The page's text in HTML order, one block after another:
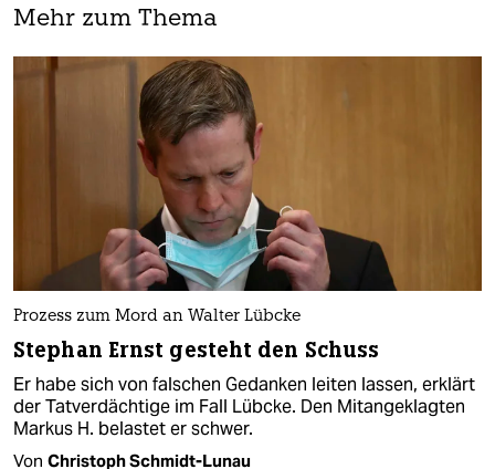
Mehr zum Thema
Prozess zum Mord an Walter Lübcke
Stephan Ernst gesteht den Schuss
Er habe sich von falschen Gedanken leiten lassen, erklärt
der Tatverdächtige im Fall Lübcke. Den Mitangeklagten
Markus H. belastet er schwer.
Von Christoph Schmidt-Lunau